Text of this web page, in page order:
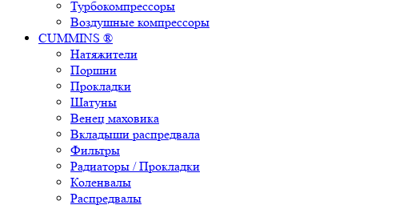
Турбокомпрессоры
Воздушные компрессоры
CUMMINS ®
Натяжители
Поршни
Прокладки
Шатуны
Венец маховика
Вкладыши распредвала
Фильтры
Радиаторы / Прокладки
Коленвалы
Распредвалы